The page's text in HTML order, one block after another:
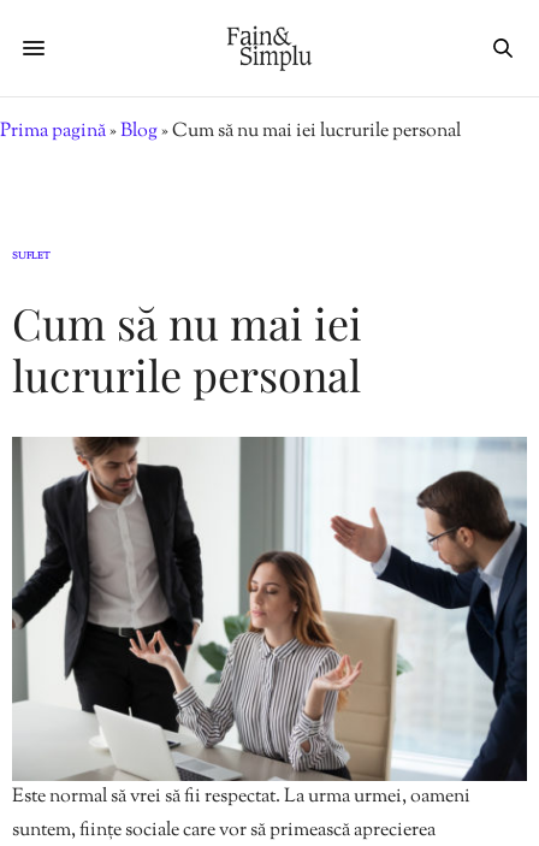
Prima pagină»Blog»Cum să nu mai iei lucrurile personal
SUFLET
Cum să nu mai iei
lucrurile personal
Este normal să vrei să fii respectat. La urma urmei, oameni
suntem, ființe sociale care vor să primească aprecierea